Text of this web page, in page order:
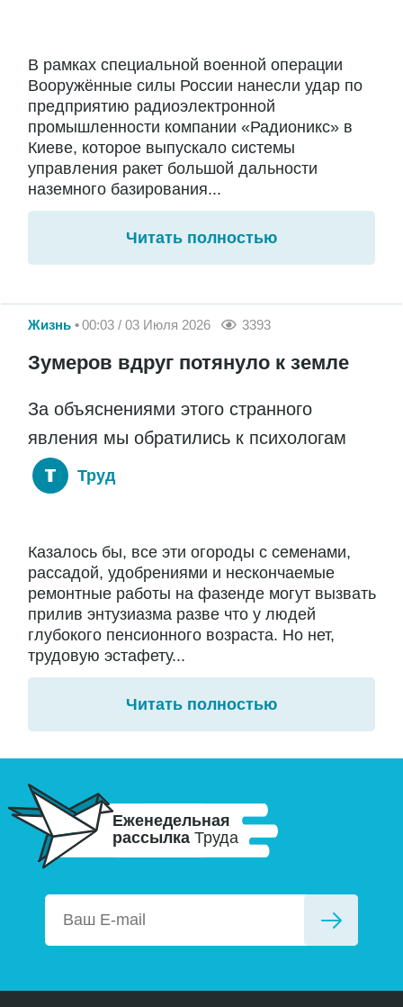
В рамках специальной военной операции
Вооружённые силы России нанесли удар по
предприятию радиоэлектронной
промышленности компании «Радионикс» в
Киеве, которое выпускало системы
управления ракет большой дальности
наземного базирования...
Читать полностью
Жизнь 00:03 / 03 Июля 2026 3393
Зумеров вдруг потянуло к земле
За объяснениями этого странного
явления мы обратились к психологам
Труд
Казалось бы, все эти огороды с семенами,
рассадой, удобрениями и нескончаемые
ремонтные работы на фазенде могут вызвать
прилив энтузиазма разве что у людей
глубокого пенсионного возраста. Но нет,
трудовую эстафету...
Читать полностью
Еженедельная
рассылка Труда